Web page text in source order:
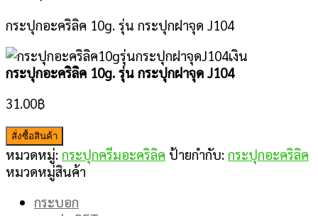
กระปุกอะคริลิค 10g. รุ่น กระปุกฝาจุด J104
กระปุกอะคริลิค 10g. รุ่น กระปุกฝาจุด J104
31.00฿
สั่งซื้อสินค้า
หมวดหมู่: กระปุกครีมอะคริลิค ป้ายกำกับ: กระปุกอะคริลิค
หมวดหมู่สินค้า
กระบอก